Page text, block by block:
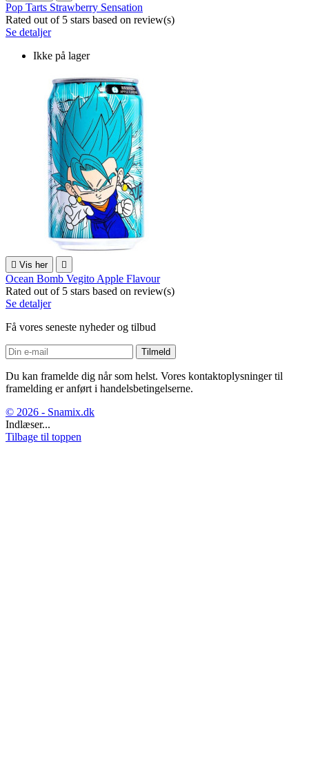
Pop Tarts Strawberry Sensation
Rated out of 5 stars based on review(s)
Se detaljer
Ikke på lager
 Vis her 
Ocean Bomb Vegito Apple Flavour
Rated out of 5 stars based on review(s)
Se detaljer
Få vores seneste nyheder og tilbud
Du kan framelde dig når som helst. Vores kontaktoplysninger til
framelding er anført i handelsbetingelserne.
© 2026 - Snamix.dk
Indlæser...
Tilbage til toppen